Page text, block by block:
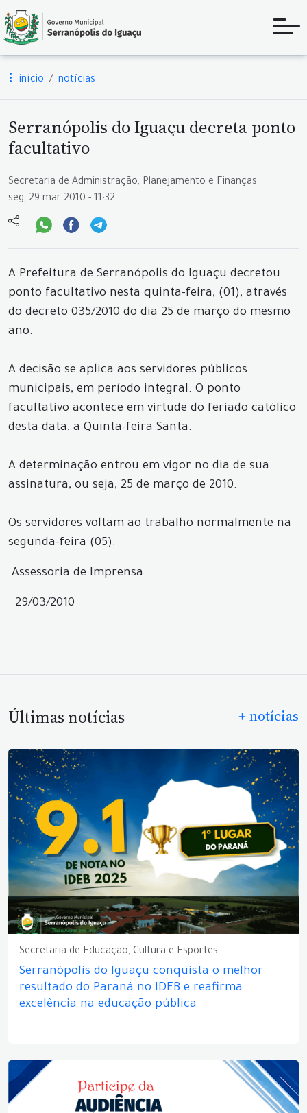
início notícias
Serranópolis do Iguaçu decreta ponto
facultativo
Secretaria de Administração, Planejamento e Finanças
seg, 29 mar 2010 - 11:32
A Prefeitura de Serranópolis do Iguaçu decretou
ponto facultativo nesta quinta-feira, (01), através
do decreto 035/2010 do dia 25 de março do mesmo
ano.
A decisão se aplica aos servidores públicos
municipais, em período integral. O ponto
facultativo acontece em virtude do feriado católico
desta data, a Quinta-feira Santa.
A determinação entrou em vigor no dia de sua
assinatura, ou seja, 25 de março de 2010.
Os servidores voltam ao trabalho normalmente na
segunda-feira (05).
Assessoria de Imprensa
29/03/2010
Últimas notícias + notícias
Secretaria de Educação, Cultura e Esportes
Serranópolis do Iguaçu conquista o melhor
resultado do Paraná no IDEB e reafirma
excelência na educação pública